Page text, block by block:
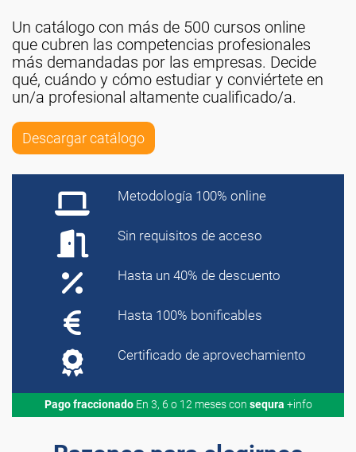
Un catálogo con más de 500 cursos online
que cubren las competencias profesionales
más demandadas por las empresas. Decide
qué, cuándo y cómo estudiar y conviértete en
un/a profesional altamente cualificado/a.
Descargar catálogo
Metodología 100% online
Sin requisitos de acceso
Hasta un 40% de descuento
Hasta 100% bonificables
Certificado de aprovechamiento
Pago fraccionadoEn 3, 6 o 12 meses con sequra +info